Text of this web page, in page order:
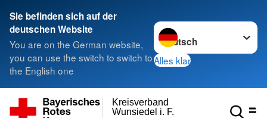
Sie befinden sich auf der
deutschen Website
You are on the German website,
you can use the switch to switch to
the English one
Sprache wechseln zu
Alles klar
Wunsiedel i. F.
Kreisverband